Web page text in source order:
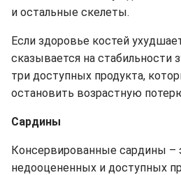
и остальные скелеты.
Если здоровье костей
сказывается на стабильности
три доступных продукта,
остановить возрастную
Сардины
Консервированные сардины –
недооцененных и доступных